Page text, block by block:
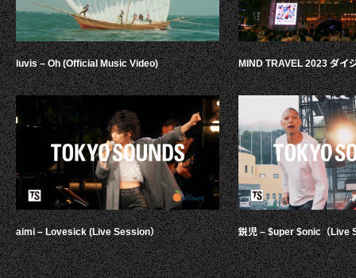
luvis – Oh (Official Music Video)
aimi – Lovesick (Live Session）
MIND TRAVEL 2023 ダイ
鋭児 – $uper $onic（Live